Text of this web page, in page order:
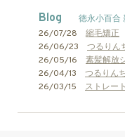
Blog 徳永小百合
26/07/28 縮毛矯正
26/06/23 つるりん
26/05/16 素髪解放
26/04/13 つるりん
26/03/15 ストレー